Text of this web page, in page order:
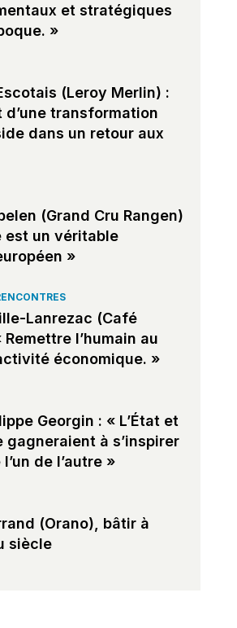
et stratégiques
»
(Leroy Merlin) :
d’une transformation
dans un retour aux
(Grand Cru Rangen)
est un véritable
»
Lanrezac (Café
l’humain au
économique. »
Georgin : « L’État et
gagneraient à s’inspirer
de l’autre »
(Orano), bâtir à
siècle